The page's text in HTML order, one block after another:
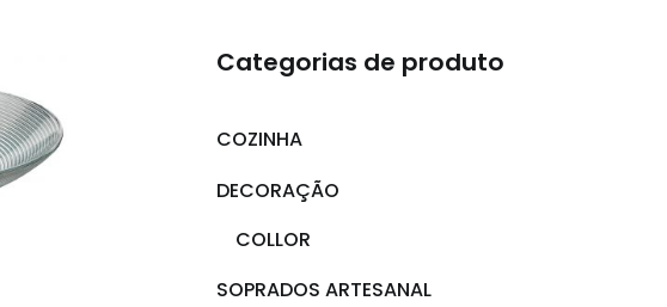
Categorias de produto
COZINHA
DECORAÇÃO
COLLOR
SOPRADOS ARTESANAL